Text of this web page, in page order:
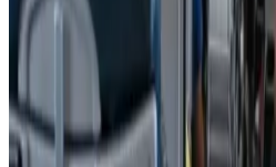
زر "المخلل" في
الطيران؟ نصيحة من خبيرة